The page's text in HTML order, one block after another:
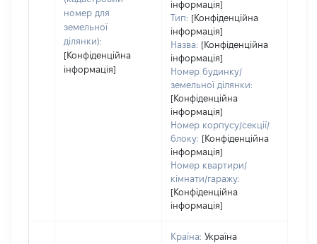
номер для
земельної
ділянки):
[Конфіденційна
інформація]
інформація]
Тип: [Конфіденційна
інформація]
Назва: [Конфіденційна
інформація]
Номер будинку/
земельної ділянки:
[Конфіденційна
інформація]
Номер корпусу/секції/
блоку: [Конфіденційна
інформація]
Номер квартири/
кімнати/гаражу:
[Конфіденційна
інформація]
Країна: Україна